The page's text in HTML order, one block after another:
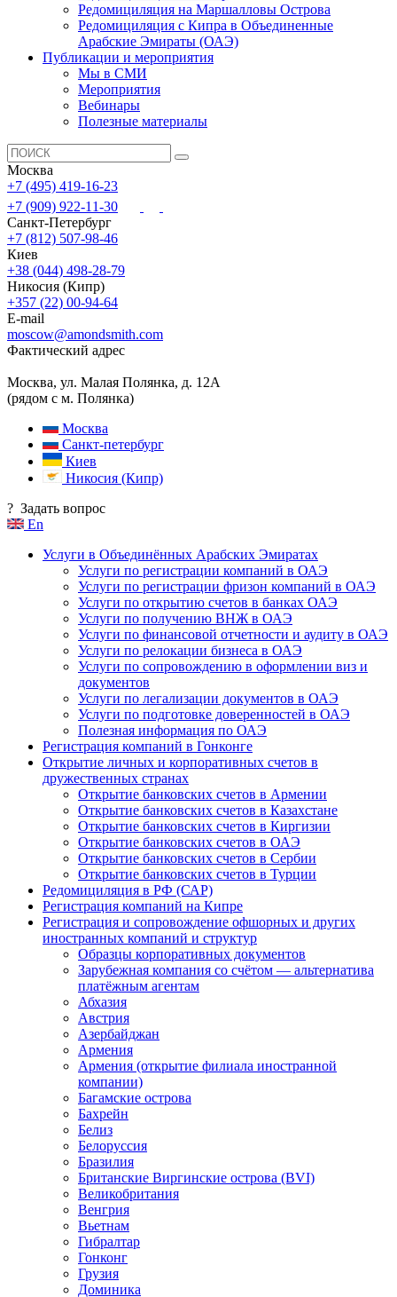
Редомициляция на Маршалловы Острова
Редомициляция с Кипра в Объединенные
Арабские Эмираты (ОАЭ)
Публикации и мероприятия
Мы в СМИ
Мероприятия
Вебинары
Полезные материалы
Москва
+7 (495) 419-16-23
+7 (909) 922-11-30
Санкт-Петербург
+7 (812) 507-98-46
Киев
+38 (044) 498-28-79
Никосия (Кипр)
+357 (22) 00-94-64
E-mail
moscow@amondsmith.com
Фактический адрес
Москва, ул. Малая Полянка, д. 12А
(рядом с м. Полянка)
Москва
Санкт-петербург
Киев
Никосия (Кипр)
? Задать вопрос
En
Услуги в Объединённых Арабских Эмиратах
Услуги по регистрации компаний в ОАЭ
Услуги по регистрации фризон компаний в ОАЭ
Услуги по открытию счетов в банках ОАЭ
Услуги по получению ВНЖ в ОАЭ
Услуги по финансовой отчетности и аудиту в ОАЭ
Услуги по релокации бизнеса в ОАЭ
Услуги по сопровождению в оформлении виз и
документов
Услуги по легализации документов в ОАЭ
Услуги по подготовке доверенностей в ОАЭ
Полезная информация по ОАЭ
Регистрация компаний в Гонконге
Открытие личных и корпоративных счетов в
дружественных странах
Открытие банковских счетов в Армении
Открытие банковских счетов в Казахстане
Открытие банковских счетов в Киргизии
Открытие банковских счетов в ОАЭ
Открытие банковских счетов в Сербии
Открытие банковских счетов в Турции
Редомициляция в РФ (САР)
Регистрация компаний на Кипре
Регистрация и сопровождение офшорных и других
иностранных компаний и структур
Образцы корпоративных документов
Зарубежная компания со счётом — альтернатива
платёжным агентам
Абхазия
Австрия
Азербайджан
Армения
Армения (открытие филиала иностранной
компании)
Багамские острова
Бахрейн
Белиз
Белоруссия
Бразилия
Британские Виргинские острова (BVI)
Великобритания
Венгрия
Вьетнам
Гибралтар
Гонконг
Грузия
Доминика